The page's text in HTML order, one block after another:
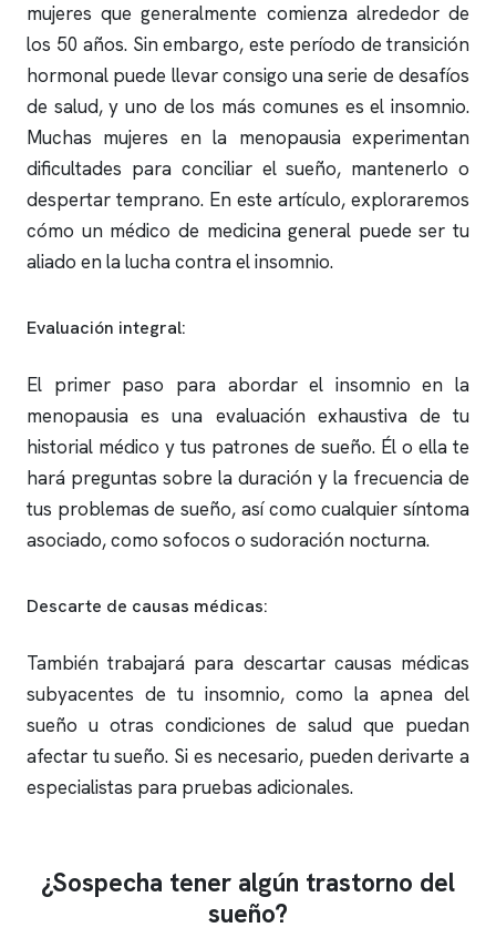
mujeres que generalmente comienza alrededor de
los 50 años. Sin embargo, este período de transición
hormonal puede llevar consigo una serie de desafíos
de salud, y uno de los más comunes es el insomnio.
Muchas mujeres en la menopausia experimentan
dificultades para conciliar el sueño, mantenerlo o
despertar temprano. En este artículo, exploraremos
cómo un médico de medicina general puede ser tu
aliado en la lucha contra elinsomnio.
Evaluación integral:
El primer paso para abordar el insomnio en la
menopausia es una evaluación exhaustiva de tu
historial médico y tus patrones de sueño. Él o ella te
hará preguntas sobre la duración y la frecuencia de
tus problemas de sueño, así como cualquier síntoma
asociado, como sofocos o sudoración nocturna.
Descarte de causas médicas:
También trabajará para descartar causas médicas
subyacentes de tu insomnio, como la apnea del
sueño u otras condiciones de salud que puedan
afectar tu sueño. Si es necesario, pueden derivarte a
especialistas para pruebas adicionales.
¿Sospecha tener algún trastorno del
sueño?